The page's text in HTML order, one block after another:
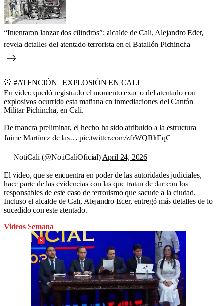
“Intentaron lanzar dos cilindros”: alcalde de Cali, Alejandro Eder,
revela detalles del atentado terrorista en el Batallón Pichincha
🚨 #ATENCIÓN | EXPLOSIÓN EN CALI
En video quedó registrado el momento exacto del atentado con
explosivos ocurrido esta mañana en inmediaciones del Cantón
Militar Pichincha, en Cali.
De manera preliminar, el hecho ha sido atribuido a la estructura
Jaime Martínez de las… pic.twitter.com/zfrWQRhEqC
— NotiCali (@NotiCaliOficial)April 24, 2026
El video, que se encuentra en poder de las autoridades judiciales,
hace parte de las evidencias con las que tratan de dar con los
responsables de este caso de terrorismo que sacude a la ciudad.
Incluso el alcalde de Cali, Alejandro Eder, entregó más detalles de lo
sucedido con este atentado.
Videos Semana